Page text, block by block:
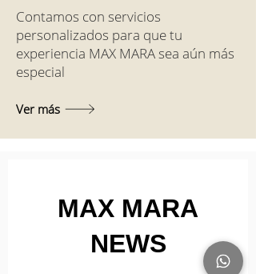
Contamos con servicios
personalizados para que tu
experiencia MAX MARA sea aún más
especial
Ver más